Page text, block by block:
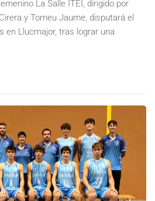
La Salle ITEI, dirigido por
y Tomeu Jaume, disputará el
en Llucmajor, tras lograr una